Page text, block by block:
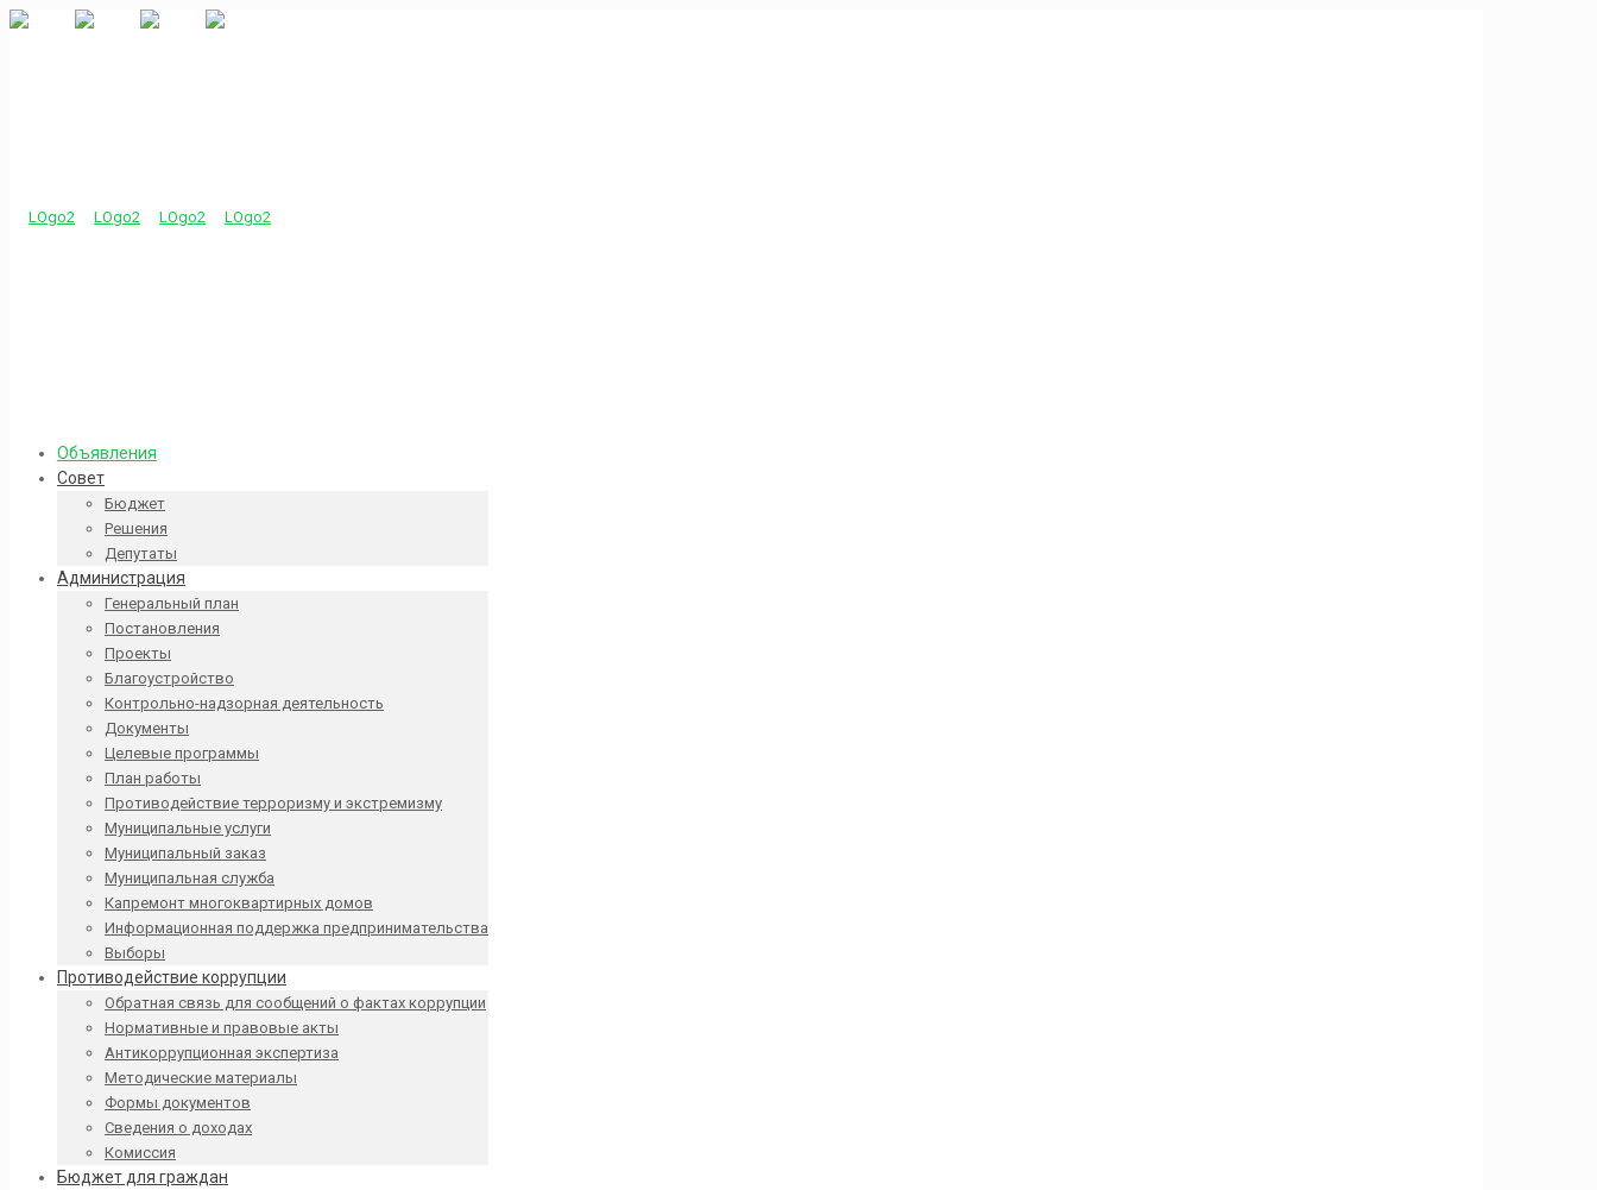
Объявления
Совет
Бюджет
Решения
Депутаты
Администрация
Генеральный план
Постановления
Проекты
Благоустройство
Контрольно-надзорная деятельность
Документы
Целевые программы
План работы
Противодействие терроризму и экстремизму
Муниципальные услуги
Муниципальный заказ
Муниципальная служба
Капремонт многоквартирных домов
Информационная поддержка предпринимательства
Выборы
Противодействие коррупции
Обратная связь для сообщений о фактах коррупции
Нормативные и правовые акты
Антикоррупционная экспертиза
Методические материалы
Формы документов
Сведения о доходах
Комиссия
Бюджет для граждан